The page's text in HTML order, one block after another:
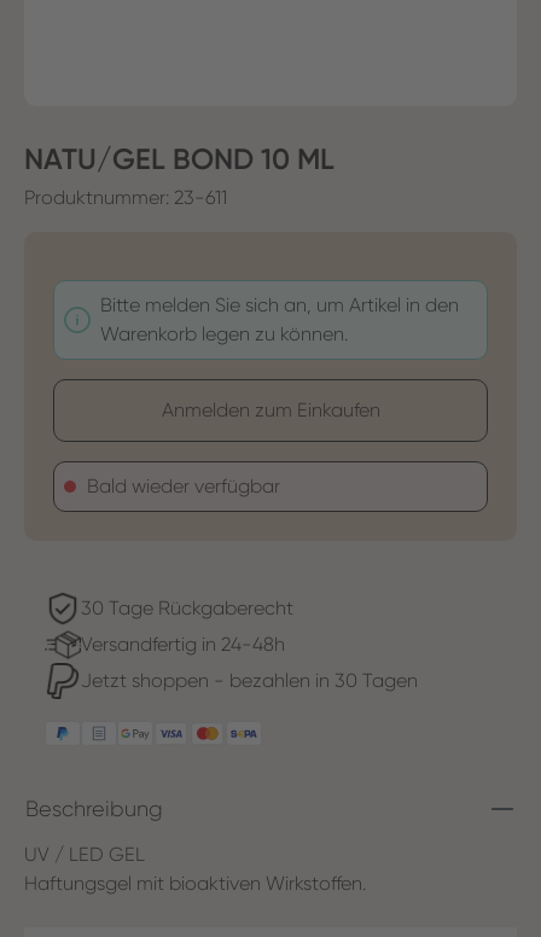
NATU/GEL BOND 10 ML
Produktnummer: 23-611
Bitte melden Sie sich an, um Artikel in den
Warenkorb legen zu können.
Anmelden zum Einkaufen
Bald wieder verfügbar
30 Tage Rückgaberecht
Versandfertig in 24-48h
Jetzt shoppen - bezahlen in 30 Tagen
Beschreibung
UV / LED GEL
Haftungsgel mit bioaktiven Wirkstoffen.